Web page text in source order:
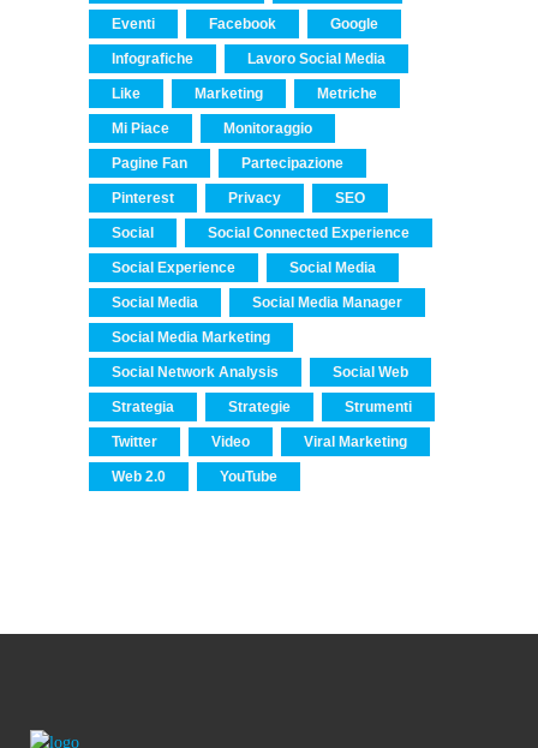
Eventi Facebook Google
Infografiche Lavoro Social Media
Like Marketing Metriche
Mi Piace Monitoraggio
Pagine Fan Partecipazione
Pinterest Privacy SEO
Social Social Connected Experience
Social Experience Social Media
Social Media Social Media Manager
Social Media Marketing
Social Network Analysis Social Web
Strategia Strategie Strumenti
Twitter Video Viral Marketing
Web 2.0 YouTube